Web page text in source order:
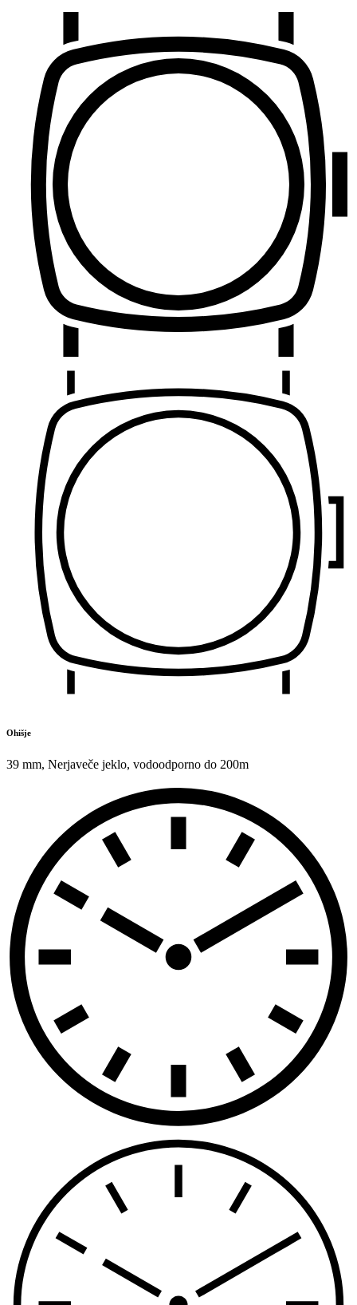
Ohišje
39 mm, Nerjaveče jeklo, vodoodporno do 200m